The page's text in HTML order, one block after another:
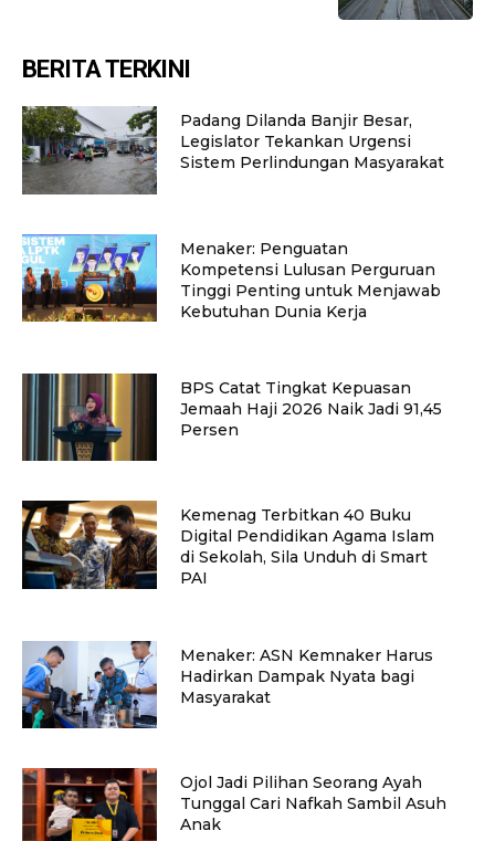
BERITA TERKINI
Padang Dilanda Banjir Besar,
Legislator Tekankan Urgensi
Sistem Perlindungan Masyarakat
Menaker: Penguatan
Kompetensi Lulusan Perguruan
Tinggi Penting untuk Menjawab
Kebutuhan Dunia Kerja
BPS Catat Tingkat Kepuasan
Jemaah Haji 2026 Naik Jadi 91,45
Persen
Kemenag Terbitkan 40 Buku
Digital Pendidikan Agama Islam
di Sekolah, Sila Unduh di Smart
PAI
Menaker: ASN Kemnaker Harus
Hadirkan Dampak Nyata bagi
Masyarakat
Ojol Jadi Pilihan Seorang Ayah
Tunggal Cari Nafkah Sambil Asuh
Anak